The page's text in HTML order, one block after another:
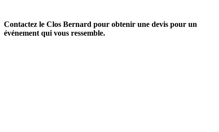
Contactez le Clos Bernard pour obtenir une devis pour un
événement qui vous ressemble.